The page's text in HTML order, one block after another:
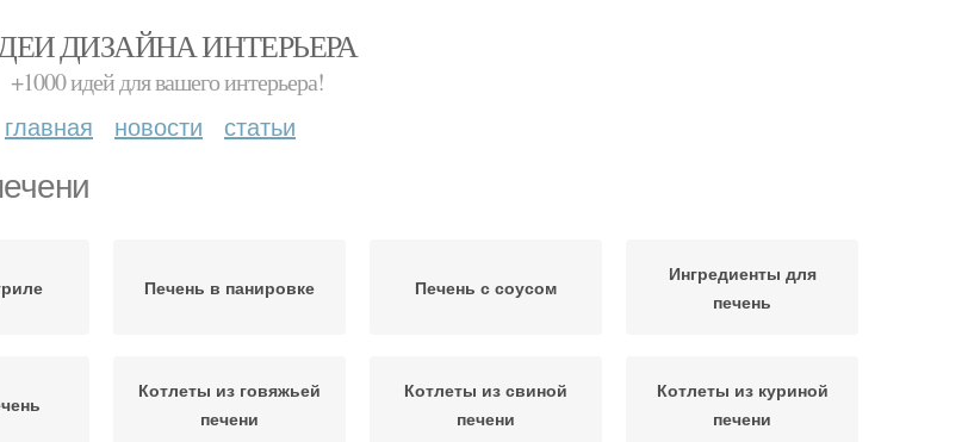
ДИЗАЙНА ИНТЕРЬЕРА
+1000 идей для вашего интерьера!
главная новости статьи
Печень в панировке Печень с соусом
Ингредиенты для
печень
Котлеты из говяжьей
печени
Котлеты из свиной
печени
Котлеты из куриной
печени